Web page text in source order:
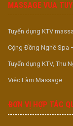
MASSAGE VUA
Tuyển dụng KTV
Cộng Đồng Nghề Spa
Tuyển dụng KTV, Thu
Việc Làm Massage
ĐƠN VỊ HỢP TÁC